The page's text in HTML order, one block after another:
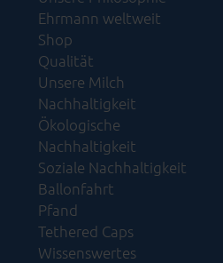
Ehrmann weltweit
Shop
Qualität
Unsere Milch
Nachhaltigkeit
Ökologische
Nachhaltigkeit​
Soziale Nachhaltigkeit​
Ballonfahrt
Pfand
Tethered Caps
Wissenswertes